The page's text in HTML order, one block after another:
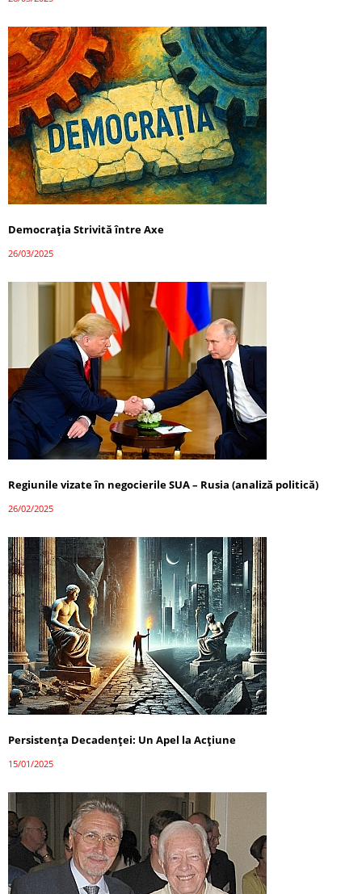
Democrația Strivită între Axe
26/03/2025
Regiunile vizate în negocierile SUA – Rusia (analiză politică)
26/02/2025
Persistența Decadenței: Un Apel la Acțiune
15/01/2025